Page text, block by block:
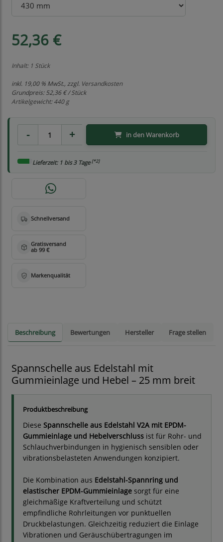
52,36 €
Inhalt: 1 Stück
inkl. 19,00 % MwSt., zzgl. Versandkosten
Grundpreis:52,36 € / Stück
Artikelgewicht: 440 g
in den Warenkorb
Lieferzeit: 1 bis 3 Tage[*2]
Beschreibung Bewertungen Hersteller Frage stellen
Spannschelle aus Edelstahl mit
Gummieinlage und Hebel – 25 mm breit
Produktbeschreibung
Diese Spannschelle aus Edelstahl V2A mit EPDM-
Gummieinlage und Hebelverschluss ist für Rohr- und
Schlauchverbindungen in hygienisch sensiblen oder
vibrationsbelasteten Anwendungen konzipiert.
Die Kombination aus Edelstahl-Spannring und
elastischer EPDM-Gummieinlage sorgt für eine
gleichmäßige Kraftverteilung und schützt
empfindliche Rohrleitungen vor punktuellen
Druckbelastungen. Gleichzeitig reduziert die Einlage
Vibrationen und Geräuschübertragungen im